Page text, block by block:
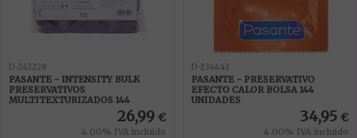
D-242228
PASANTE - INTENSITY BULK
PRESERVATIVOS
MULTITEXTURIZADOS 144
26,99 €
4.00% IVA incluido
D-236443
PASANTE - PRESERVATIVO
EFECTO CALOR BOLSA 144
UNIDADES
34,95 €
4.00% IVA incluido